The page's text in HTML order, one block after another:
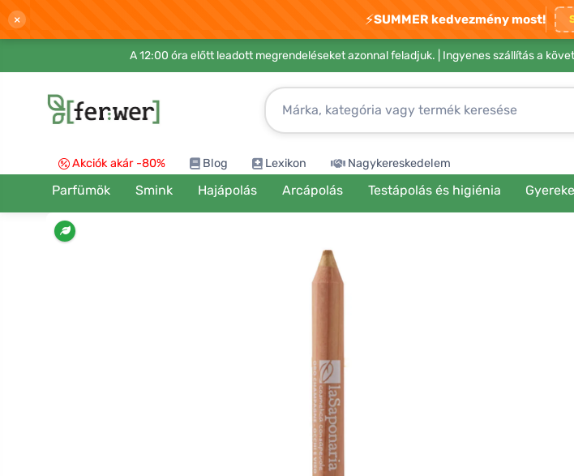
× ⚡SUMMER kedvezmény most!
A 12:00 óra előtt leadott megrendeléseket azonnal feladjuk. | Ingyenes szállítás a
Akciók akár -80% Blog Lexikon Nagykereskedelem
Parfümök Smink Hajápolás Arcápolás Testápolás és higiénia